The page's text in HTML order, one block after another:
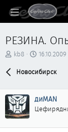
РЕЗИНА.
А
т
е
м
ы
kb8
Д
т
а
ч
л
16.10.2009
Новосибирск
диMAN